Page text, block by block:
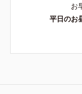
お
平日のお